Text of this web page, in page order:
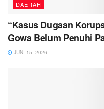
DAERAH
“Kasus Dugaan
Gowa Belum Penuhi
JUNI 15, 2026